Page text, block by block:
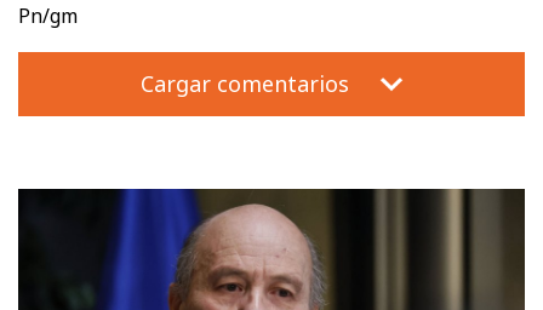
Pn/gm
Cargar comentarios